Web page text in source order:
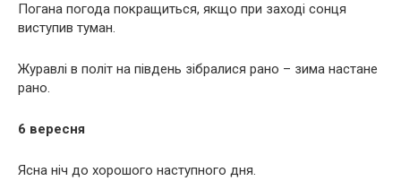
Погана погода покращиться, якщо при заході сонця
виступив туман.
Журавлі в політ на південь зібралися рано – зима настане
рано.
6 вересня
Ясна ніч до хорошого наступного дня.